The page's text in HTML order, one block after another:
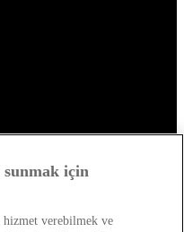
sunmak için
verebilmek ve